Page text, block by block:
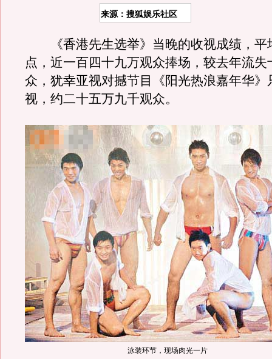
来源：搜狐娱乐社区
《香港先生选举》当晚的收视成绩，平
点，近一百四十九万观众捧场，较去年流失
众，犹幸亚视对撼节目《阳光热浪嘉年华》
视，约二十五万九千观众。
泳装环节，现场肉光一片